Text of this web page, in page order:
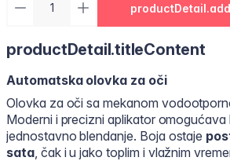
productDetail.titleContent
Automatska olovka za oči
Olovka za oči sa mekanom
Moderni i precizni aplikator
jednostavno blendanje. Boja ostaje
sata, čak i u jako toplim i vlažnim